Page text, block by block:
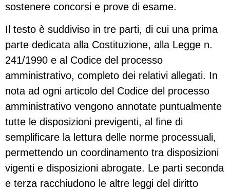
sostenere concorsi e prove di esame.
Il testo è suddiviso in tre parti, di cui una prima
parte dedicata alla Costituzione, alla Legge n.
241/1990 e al Codice del processo
amministrativo, completo dei relativi allegati. In
nota ad ogni articolo del Codice del processo
amministrativo vengono annotate puntualmente
tutte le disposizioni previgenti, al fine di
semplificare la lettura delle norme processuali,
permettendo un coordinamento tra disposizioni
vigenti e disposizioni abrogate. Le parti seconda
e terza racchiudono le altre leggi del diritto